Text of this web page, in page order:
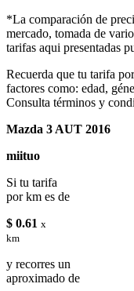
*La comparación de
mercado, tomada de
tarifas aqui presentadas
Recuerda que tu tarifa
factores como: edad,
Consulta términos y
Mazda 3 AUT 2016
miituo
Si tu tarifa
por km es de
$ 0.61 x
km
y recorres un
aproximado de